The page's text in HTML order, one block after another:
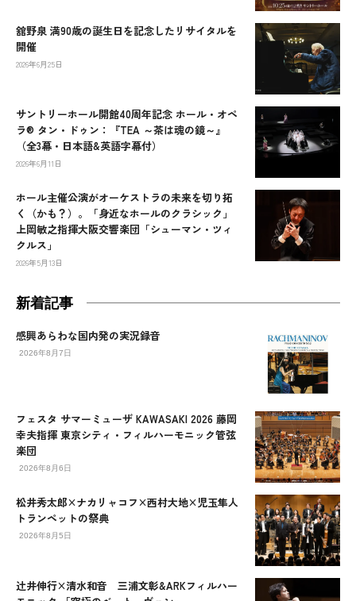
舘野泉 満90歳の誕生日を記念したリサイタルを
開催
2026年6月25日
サントリーホール開館40周年記念 ホール・オペ
ラ® タン・ドゥン：『TEA ～茶は魂の鏡～』
（全3幕・日本語&英語字幕付）
2026年6月11日
ホール主催公演がオーケストラの未来を切り拓
く（かも？）。「身近なホールのクラシック」
上岡敏之指揮大阪交響楽団「シューマン・ツィ
クルス」
2026年5月13日
新着記事
感興あらわな国内発の実況録音
2026年8月7日
フェスタ サマーミューザ KAWASAKI 2026 藤岡
幸夫指揮 東京シティ・フィルハーモニック管弦
楽団
2026年8月6日
松井秀太郎×ナカリャコフ×西村大地×児玉隼人
トランペットの祭典
2026年8月5日
辻󠄀井伸行×清水和音 三浦文彰&ARKフィルハー